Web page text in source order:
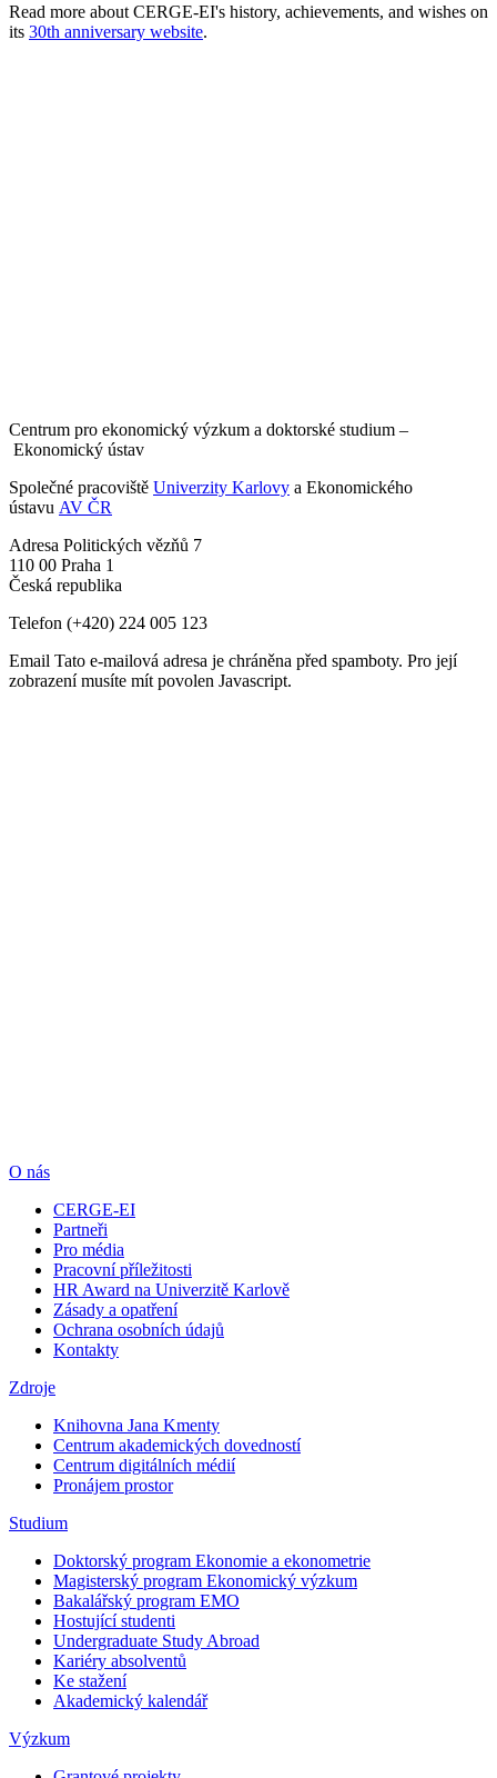
Read more about CERGE-EI's history, achievements, and wishes on
its 30th anniversary website.
Centrum pro ekonomický výzkum a doktorské studium –
Ekonomický ústav
Společné pracoviště Univerzity Karlovy a Ekonomického
ústavu AV ČR
Adresa Politických vězňů 7
110 00 Praha 1
Česká republika
Telefon (+420) 224 005 123
Email Tato e-mailová adresa je chráněna před spamboty. Pro její
zobrazení musíte mít povolen Javascript.
O nás
CERGE-EI
Partneři
Pro média
Pracovní příležitosti
HR Award na Univerzitě Karlově
Zásady a opatření
Ochrana osobních údajů
Kontakty
Zdroje
Knihovna Jana Kmenty
Centrum akademických dovedností
Centrum digitálních médií
Pronájem prostor
Studium
Doktorský program Ekonomie a ekonometrie
Magisterský program Ekonomický výzkum
Bakalářský program EMO
Hostující studenti
Undergraduate Study Abroad
Kariéry absolventů
Ke stažení
Akademický kalendář
Výzkum